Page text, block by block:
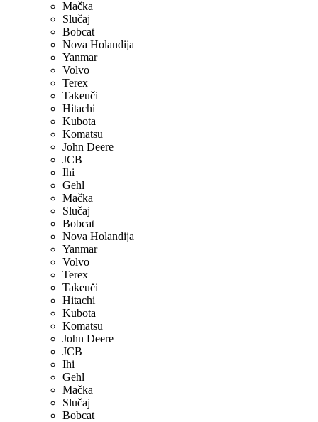
Mačka
Slučaj
Bobcat
Nova Holandija
Yanmar
Volvo
Terex
Takeuči
Hitachi
Kubota
Komatsu
John Deere
JCB
Ihi
Gehl
Mačka
Slučaj
Bobcat
Nova Holandija
Yanmar
Volvo
Terex
Takeuči
Hitachi
Kubota
Komatsu
John Deere
JCB
Ihi
Gehl
Mačka
Slučaj
Bobcat